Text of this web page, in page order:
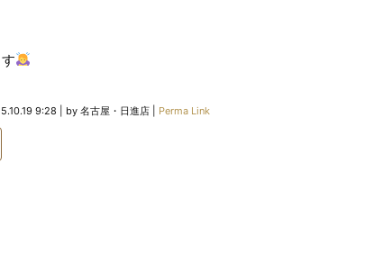
9:28 by 名古屋・日進店 Perma Link